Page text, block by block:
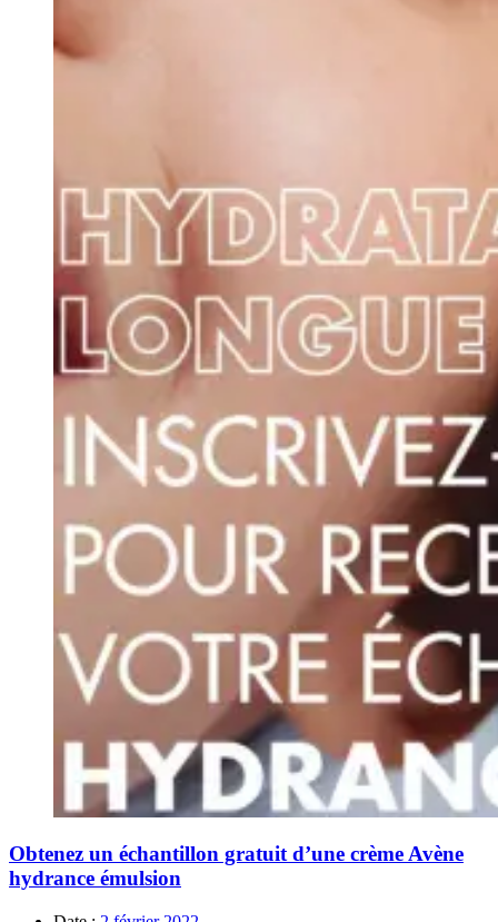
Obtenez un échantillon gratuit d’une crème Avène
hydrance émulsion